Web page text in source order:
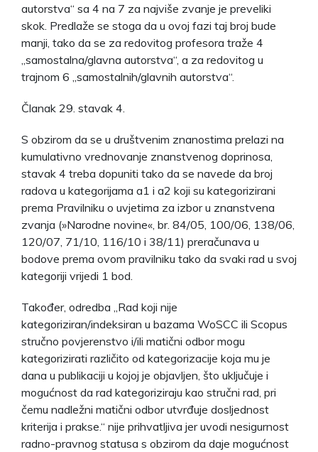
autorstva“ sa 4 na 7 za najviše zvanje je preveliki
skok. Predlaže se stoga da u ovoj fazi taj broj bude
manji, tako da se za redovitog profesora traže 4
„samostalna/glavna autorstva“, a za redovitog u
trajnom 6 „samostalnih/glavnih autorstva“.
Članak 29. stavak 4.
S obzirom da se u društvenim znanostima prelazi na
kumulativno vrednovanje znanstvenog doprinosa,
stavak 4 treba dopuniti tako da se navede da broj
radova u kategorijama a1 i a2 koji su kategorizirani
prema Pravilniku o uvjetima za izbor u znanstvena
zvanja (»Narodne novine«, br. 84/05, 100/06, 138/06,
120/07, 71/10, 116/10 i 38/11) preračunava u
bodove prema ovom pravilniku tako da svaki rad u svoj
kategoriji vrijedi 1 bod.
Također, odredba „Rad koji nije
kategoriziran/indeksiran u bazama WoSCC ili Scopus
stručno povjerenstvo i/ili matični odbor mogu
kategorizirati različito od kategorizacije koja mu je
dana u publikaciji u kojoj je objavljen, što uključuje i
mogućnost da rad kategoriziraju kao stručni rad, pri
čemu nadležni matični odbor utvrđuje dosljednost
kriterija i prakse.“ nije prihvatljiva jer uvodi nesigurnost
radno-pravnog statusa s obzirom da daje mogućnost